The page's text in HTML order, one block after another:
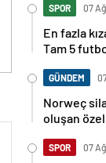
SPOR 07
En fazla
Tam 5
GÜNDEM
Norweç
oluşan
SPOR 07